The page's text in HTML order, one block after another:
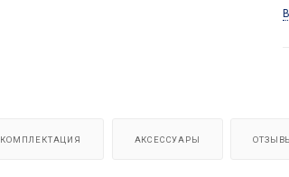
КОМПЛЕКТАЦИЯ АКСЕССУАРЫ